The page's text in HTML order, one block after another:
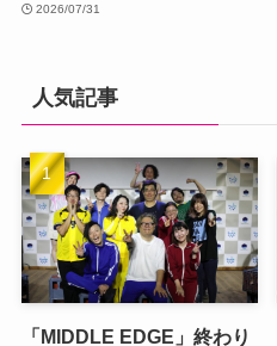
2026/07/31
人気記事
「MIDDLE EDGE」終わり